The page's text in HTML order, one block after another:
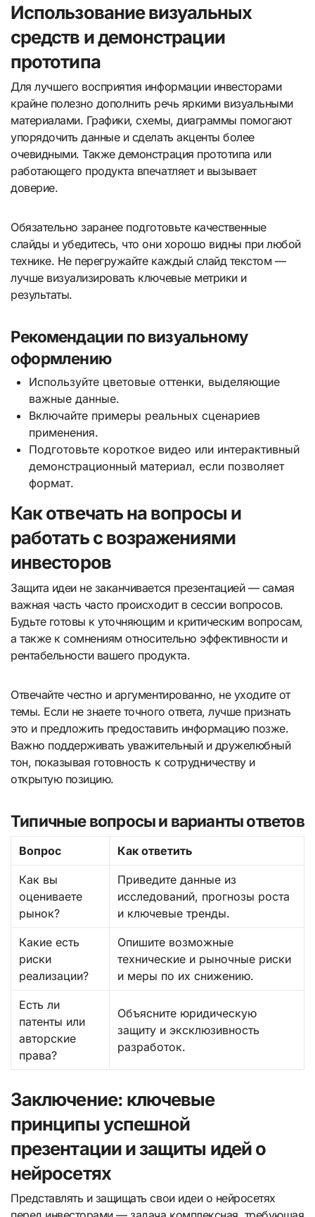
Использование визуальных
средств и демонстрации
прототипа
Для лучшего восприятия информации инвесторами
крайне полезно дополнить речь яркими визуальными
материалами. Графики, схемы, диаграммы помогают
упорядочить данные и сделать акценты более
очевидными. Также демонстрация прототипа или
работающего продукта впечатляет и вызывает
доверие.
Обязательно заранее подготовьте качественные
слайды и убедитесь, что они хорошо видны при любой
технике. Не перегружайте каждый слайд текстом —
лучше визуализировать ключевые метрики и
результаты.
Рекомендации по визуальному
оформлению
Используйте цветовые оттенки, выделяющие
важные данные.
Включайте примеры реальных сценариев
применения.
Подготовьте короткое видео или интерактивный
демонстрационный материал, если позволяет
формат.
Как отвечать на вопросы и
работать с возражениями
инвесторов
Защита идеи не заканчивается презентацией — самая
важная часть часто происходит в сессии вопросов.
Будьте готовы к уточняющим и критическим вопросам,
а также к сомнениям относительно эффективности и
рентабельности вашего продукта.
Отвечайте честно и аргументированно, не уходите от
темы. Если не знаете точного ответа, лучше признать
это и предложить предоставить информацию позже.
Важно поддерживать уважительный и дружелюбный
тон, показывая готовность к сотрудничеству и
открытую позицию.
Типичные вопросы и варианты ответов
Вопрос Как ответить
Как вы
оцениваете
рынок?
Приведите данные из
исследований, прогнозы роста
и ключевые тренды.
Какие есть
риски
реализации?
Опишите возможные
технические и рыночные риски
и меры по их снижению.
Есть ли
патенты или
авторские
права?
Объясните юридическую
защиту и эксклюзивность
разработок.
Заключение: ключевые
принципы успешной
презентации и защиты идей о
нейросетях
Представлять и защищать свои идеи о нейросетях